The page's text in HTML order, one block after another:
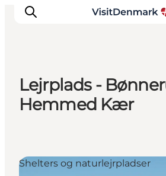
Inspirasjon
Planlegg reisen
Lejrplads -
Hemmed Kær
Shelters og naturlejrpladser